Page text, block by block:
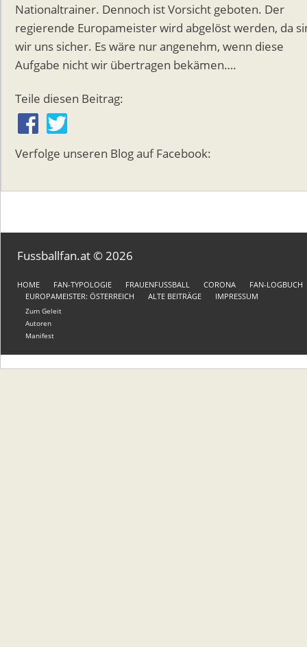
Nationaltrainer. Dennoch ist Vorsicht geboten. Der
regierende Europameister wird abgelöst werden, da
wir uns sicher. Es wäre nur angenehm, wenn diese
Aufgabe nicht wir übertragen bekämen….
Teile diesen Beitrag:
Verfolge unseren Blog auf Facebook:
Fussballfan.at © 2026
HOME FAN-TYPOLOGIE FRAUENFUSSBALL CORONA
FAN-LOGBUCH
EUROPAMEISTER: ÖSTERREICH
Zum Geleit
Autoren
Manifest
ALTE BEITRÄGE IMPRESSUM